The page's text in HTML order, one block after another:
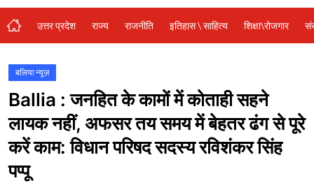
विशेष स्टोरी
अजब गजब
नई दिल्ली
कृषि
टेक्नोलॉजी / बिजनेस
खेल
उत्तर प्रदेश राज्य राजनीति इतिहास \ साहित्य शिक्षा\रोजगार
बलिया न्यूज़
Ballia : जनहित के कामों में कोताही सहने
लायक नहीं, अफसर तय समय में बेहतर ढंग से पूरे
करें काम: विधान परिषद सदस्य रविशंकर सिंह
पप्पू